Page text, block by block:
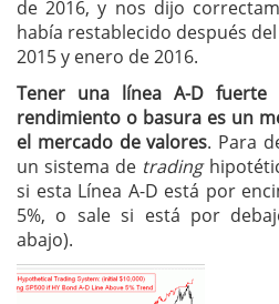
de 2016, y nos dijo
había restablecido después
2015 y enero de 2016.
Tener una línea A-D
rendimiento o basura es un
el mercado de valores. Para
un sistema de trading
si esta Línea A-D está por
5%, o sale si está por
abajo).